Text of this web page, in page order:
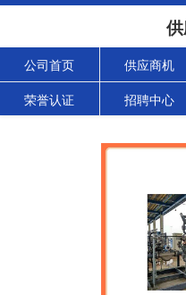
公司首页 供应商机
荣誉认证 招聘中心